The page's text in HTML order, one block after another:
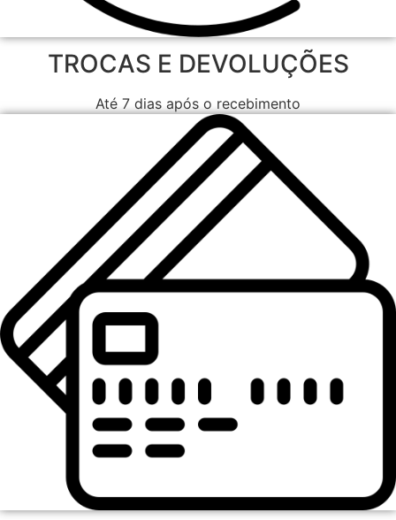
TROCAS E DEVOLUÇÕES
Até 7 dias após o recebimento